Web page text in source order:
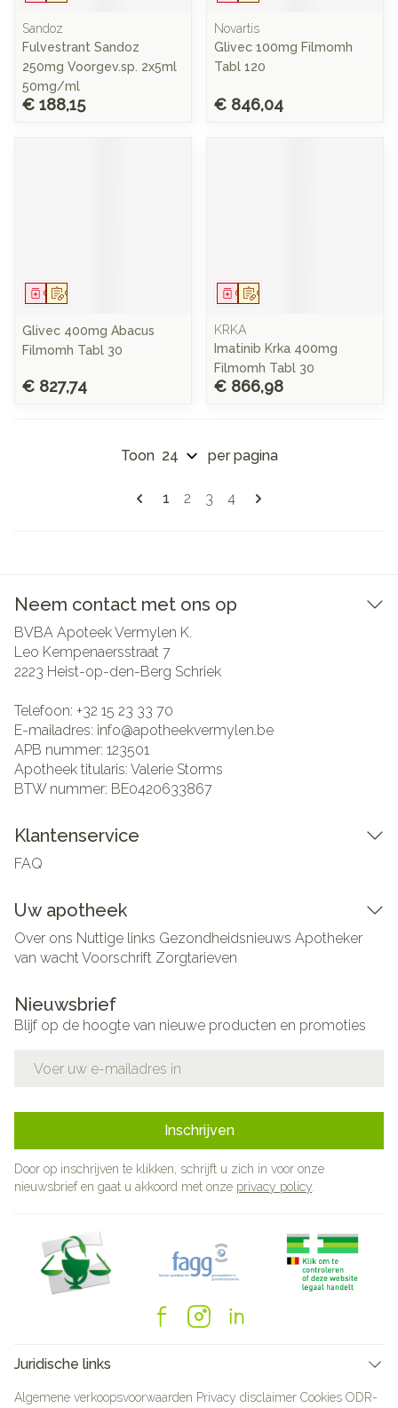
Sandoz
Fulvestrant Sandoz
250mg Voorgev.sp. 2x5ml
50mg/ml
€ 188,15
Novartis
Glivec 100mg Filmomh
Tabl 120
€ 846,04
Op voorschrift
Geneesmiddel
Glivec 400mg Abacus
Filmomh Tabl 30
€ 827,74
Op voorschrift
Geneesmiddel
KRKA
Imatinib Krka 400mg
Filmomh Tabl 30
€ 866,98
Pagina's
U lees momenteel pagina
1 Pagina
2 Pagina
3 Pagina
4
Toon per pagina
Neem contact met ons op
BVBA Apoteek Vermylen K.
Leo Kempenaersstraat 7
2223 Heist-op-den-Berg Schriek
Telefoon: +32 15 23 33 70
E-mailadres: info@apotheekvermylen.be
APB nummer: 123501
Apotheek titularis: Valerie Storms
BTW nummer: BE0420633867
Klantenservice
FAQ
Uw apotheek
Over ons Nuttige links Gezondheidsnieuws Apotheker
van wachtVoorschrift Zorgtarieven
Nieuwsbrief
Blijf op de hoogte van nieuwe producten en promoties
Inschrijven
Door op inschrijven te klikken, schrijft u zich in voor onze
nieuwsbrief en gaat u akkoord met onze privacy policy
Juridische links
Algemene verkoopsvoorwaarden Privacy disclaimer Cookies ODR-